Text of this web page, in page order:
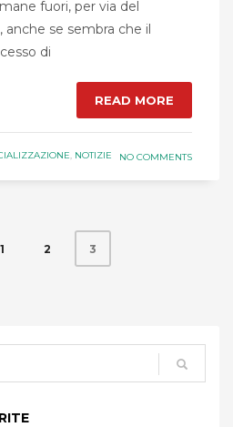
fuori, per via del
anche se sembra che il
di
READ MORE
, NOTIZIE NO COMMENTS
1 2 3